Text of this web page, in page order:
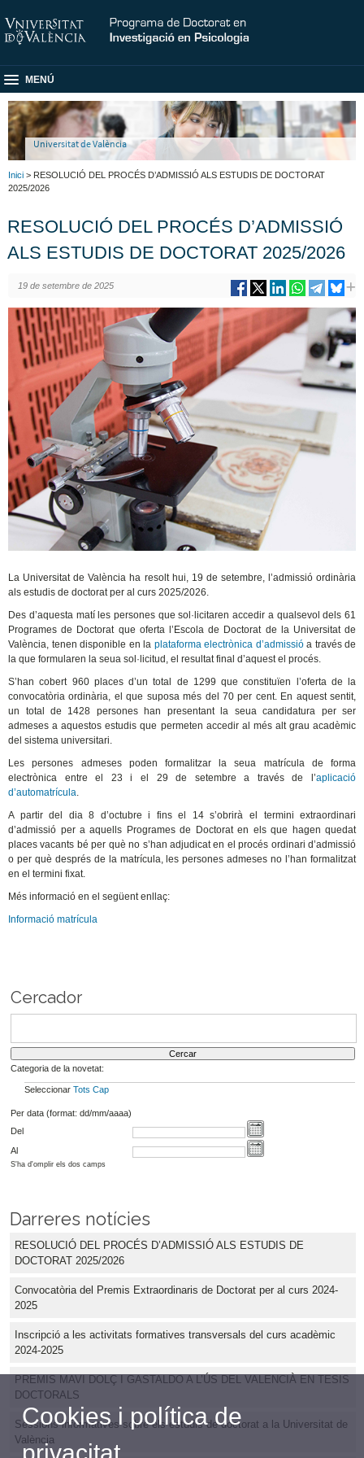
MENÚ
Universitat de València
Inici > RESOLUCIÓ DEL PROCÉS D’ADMISSIÓ ALS ESTUDIS DE DOCTORAT
2025/2026
RESOLUCIÓ DEL PROCÉS D’ADMISSIÓ
ALS ESTUDIS DE DOCTORAT 2025/2026
19 de setembre de 2025
La Universitat de València ha resolt hui, 19 de setembre, l’admissió ordinària
als estudis de doctorat per al curs 2025/2026.
Des d’aquesta matí les persones que sol·licitaren accedir a qualsevol dels 61
Programes de Doctorat que oferta l’Escola de Doctorat de la Universitat de
València, tenen disponible en la plataforma electrònica d’admissióa través de
la que formularen la seua sol·licitud, el resultat final d’aquest el procés.
S’han cobert 960 places d’un total de 1299 que constituïen l’oferta de la
convocatòria ordinària, el que suposa més del 70 per cent. En aquest sentit,
un total de 1428 persones han presentant la seua candidatura per ser
admeses a aquestos estudis que permeten accedir al més alt grau acadèmic
del sistema universitari.
Les persones admeses poden formalitzar la seua matrícula de forma
electrònica entre el 23 i el 29 de setembre a través de l’aplicació
d’automatrícula.
A partir del dia 8 d’octubre i fins el 14 s’obrirà el termini extraordinari
d’admissió per a aquells Programes de Doctorat en els que hagen quedat
places vacants bé per què no s’han adjudicat en el procés ordinari d’admissió
o per què després de la matrícula, les persones admeses no l’han formalitzat
en el termini fixat.
Més informació en el següent enllaç:
Informació matrícula
Cercador
Categoria de la novetat:
Seleccionar Tots Cap
Per data (format: dd/mm/aaaa)
Del
Al
S'ha d'omplir els dos camps
Darreres notícies
RESOLUCIÓ DEL PROCÉS D’ADMISSIÓ ALS ESTUDIS DE
DOCTORAT 2025/2026
Convocatòria del Premis Extraordinaris de Doctorat per al curs 2024-
2025
Inscripció a les activitats formatives transversals del curs acadèmic
2024-2025
PREMIS MAVI DOLÇ I GASTALDO A L’ÚS DEL VALENCIÀ EN TESIS
DOCTORALS
Sessions informatives sobre els estudis de doctorat a la Universitat de
València
Cookies i política de
privacitat